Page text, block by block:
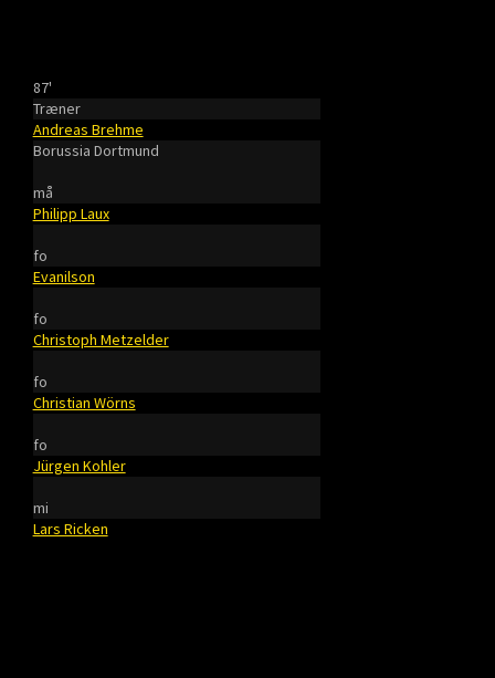
87'
Træner
Andreas Brehme
Borussia Dortmund
må
Philipp Laux
fo
Evanilson
fo
Christoph Metzelder
fo
Christian Wörns
fo
Jürgen Kohler
mi
Lars Ricken